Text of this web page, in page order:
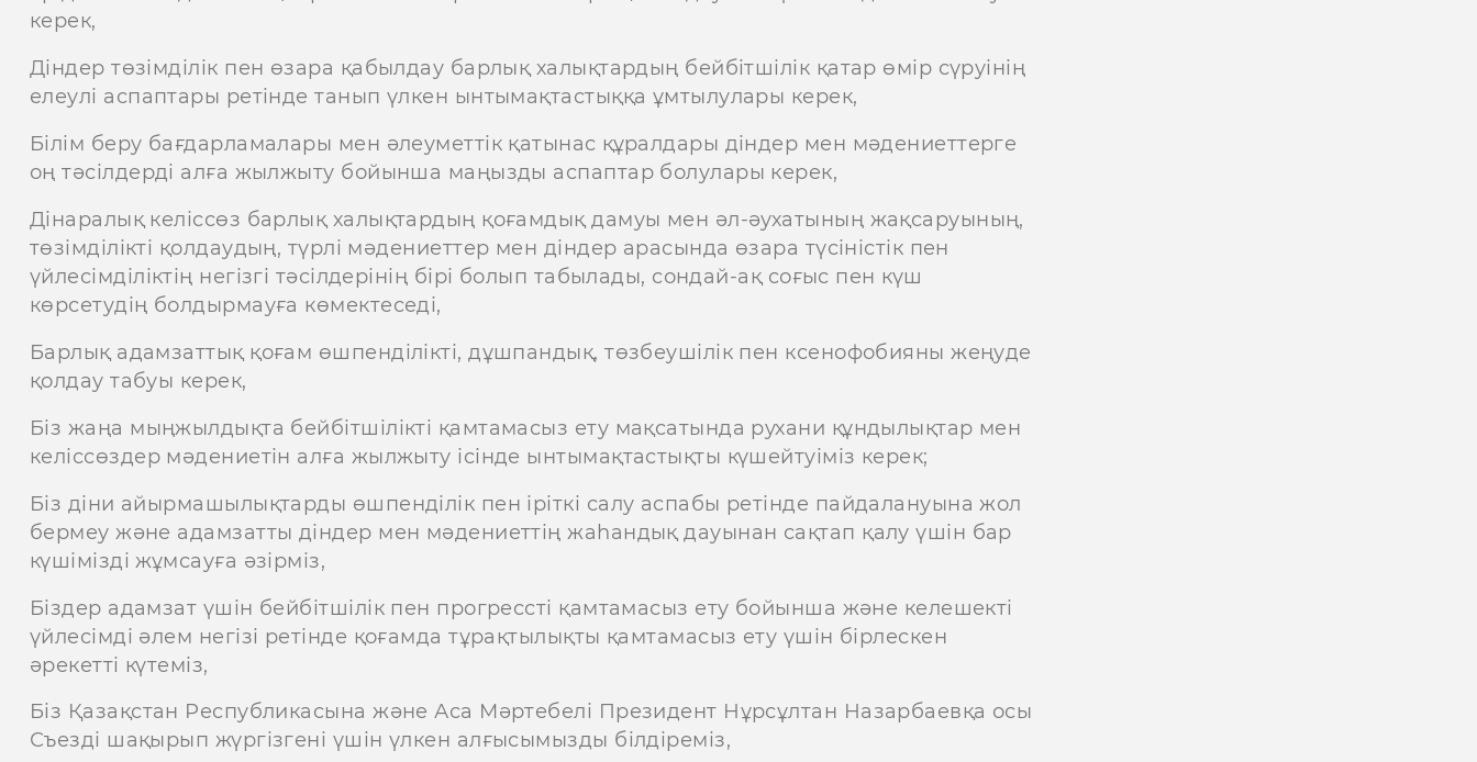
керек,
Діндер төзімділік пен өзара қабылдау барлық халықтардың бейбітшілік қатар өмір сүруінің
елеулі аспаптары ретінде танып үлкен ынтымақтастыққа ұмтылулары керек,
Білім беру бағдарламалары мен әлеуметтік қатынас құралдары діндер мен мәдениеттерге
оң тәсілдерді алға жылжыту бойынша маңызды аспаптар болулары керек,
Дінаралық келіссөз барлық халықтардың қоғамдық дамуы мен әл-әухатының жақсаруының,
төзімділікті қолдаудың, түрлі мәдениеттер мен діндер арасында өзара түсіністік пен
үйлесімділіктің негізгі тәсілдерінің бірі болып табылады, сондай-ақ соғыс пен күш
көрсетудің болдырмауға көмектеседі,
Барлық адамзаттық қоғам өшпенділікті, дұшпандық, төзбеушілік пен ксенофобияны жеңуде
қолдау табуы керек,
Біз жаңа мыңжылдықта бейбітшілікті қамтамасыз ету мақсатында рухани құндылықтар мен
келіссөздер мәдениетін алға жылжыту ісінде ынтымақтастықты күшейтуіміз керек;
Біз діни айырмашылықтарды өшпенділік пен іріткі салу аспабы ретінде пайдалануына жол
бермеу және адамзатты діндер мен мәдениеттің жаһандық дауынан сақтап қалу үшін бар
күшімізді жұмсауға әзірміз,
Біздер адамзат үшін бейбітшілік пен прогрессті қамтамасыз ету бойынша және келешекті
үйлесімді әлем негізі ретінде қоғамда тұрақтылықты қамтамасыз ету үшін бірлескен
әрекетті күтеміз,
Біз Қазақстан Республикасына және Аса Мәртебелі Президент Нұрсұлтан Назарбаевқа осы
Съезді шақырып жүргізгені үшін үлкен алғысымызды білдіреміз,